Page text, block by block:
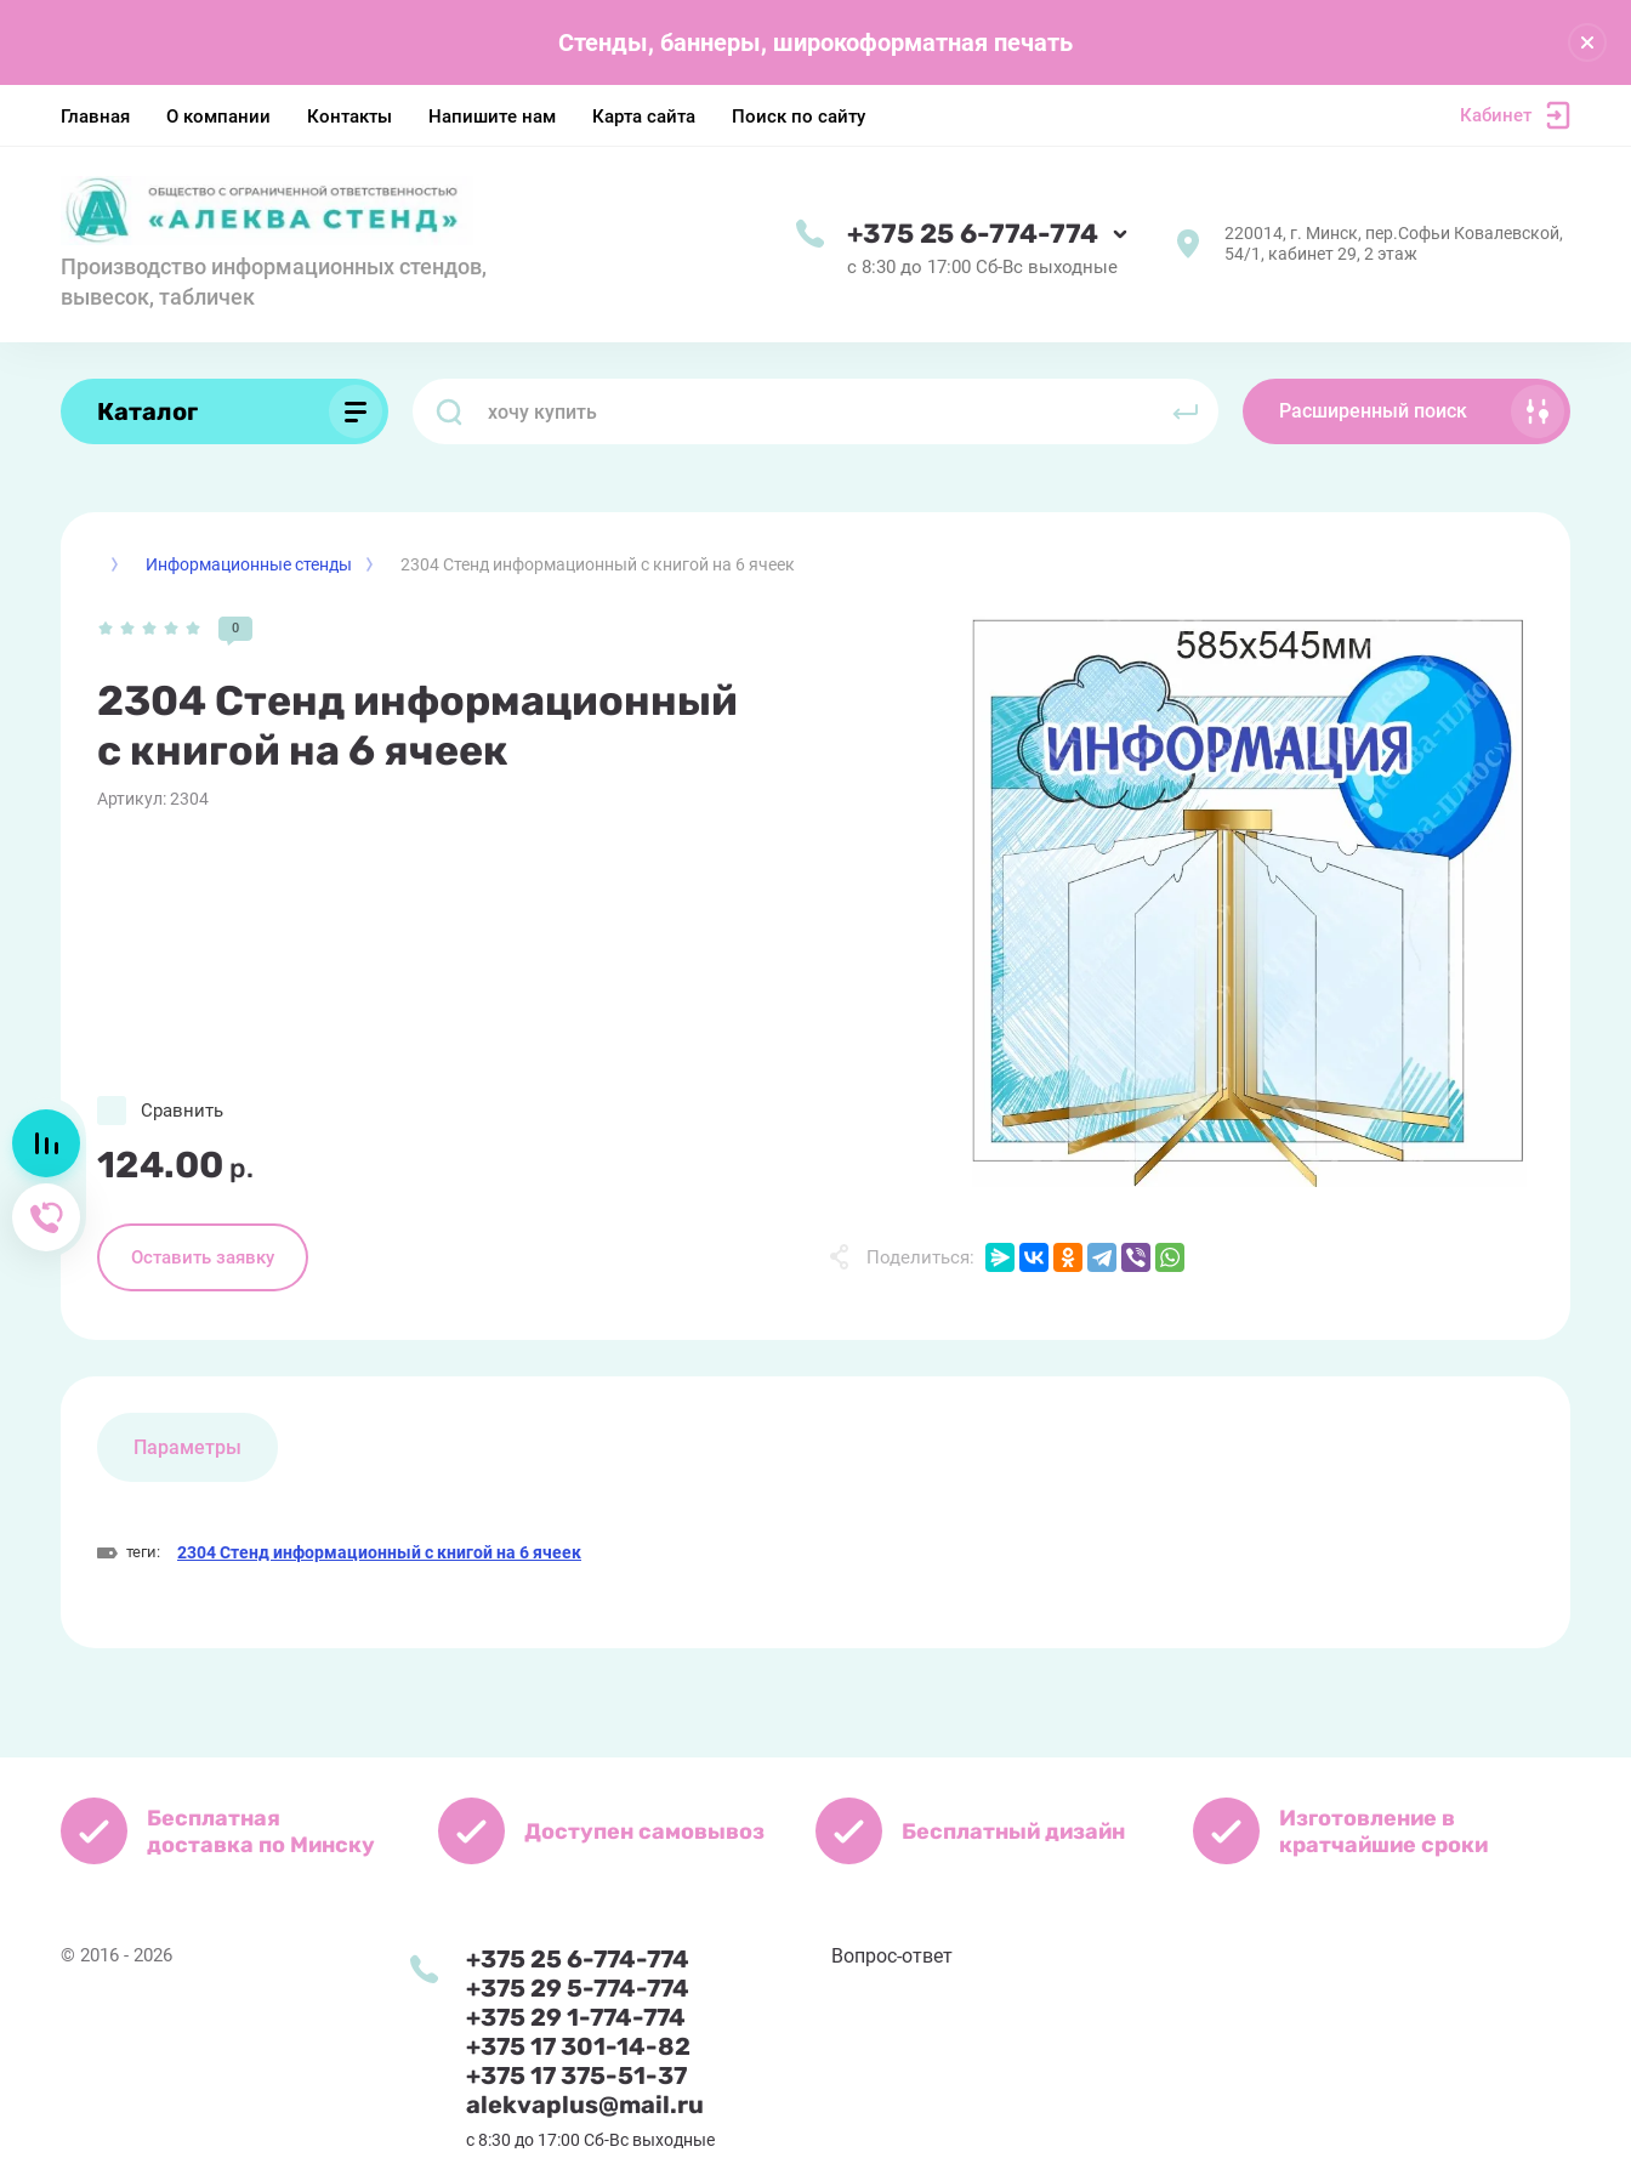
Стенды, баннеры, широкоформатная печать
Главная О компании Контакты Напишите нам Карта сайта Поиск по сайту Кабинет
Производство информационных стендов,
вывесок, табличек
+375 25 6-774-774
с 8:30 до 17:00 Сб-Вс выходные
220014, г. Минск, пер.Софьи Ковалевской,
54/1, кабинет 29, 2 этаж
Каталог Расширенный поиск
Информационные стенды 2304 Стенд информационный с книгой на 6 ячеек
0
2304 Стенд информационный
с книгой на 6 ячеек
Артикул:2304
124.00 р.
Сравнить
Оставить заявку Поделиться:
Параметры
теги: 2304 Стенд информационный с книгой на 6 ячеек
Бесплатная
доставка по Минску
Доступен самовывоз Бесплатный дизайн
Изготовление в
кратчайшие сроки
© 2016 - 2026
+375 25 6-774-774
+375 29 5-774-774
+375 29 1-774-774
+375 17 301-14-82
+375 17 375-51-37
alekvaplus@mail.ru
с 8:30 до 17:00 Сб-Вс выходные
Вопрос-ответ